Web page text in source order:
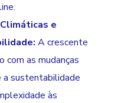
e
A crescente
com as mudanças
a sustentabilidade
às